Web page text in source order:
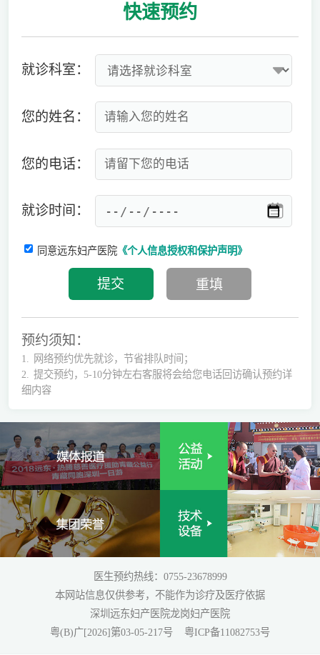
快速预约
就诊科室：
您的姓名：
您的电话：
就诊时间：
同意远东妇产医院《个人信息授权和保护声明》
预约须知：
1.
网络预约优先就诊，节省排队时间；
2.
提交预约，5-10分钟左右客服将会给您电话回访确认预约详
细内容
医生预约热线：0755-23678999
本网站信息仅供参考，不能作为诊疗及医疗依据
深圳远东妇产医院龙岗妇产医院
粤(B)广[2026]第03-05-217号
粤ICP备11082753号